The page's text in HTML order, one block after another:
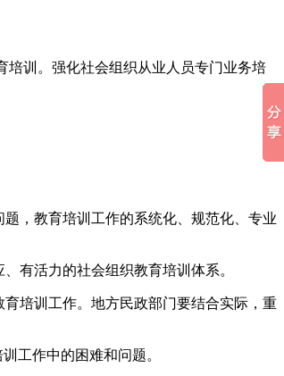
培训。强化社会组织从业人员专门业务培
，教育培训工作的系统化、规范化、专业
有活力的社会组织教育培训体系。
培训工作。地方民政部门要结合实际，重
工作中的困难和问题。